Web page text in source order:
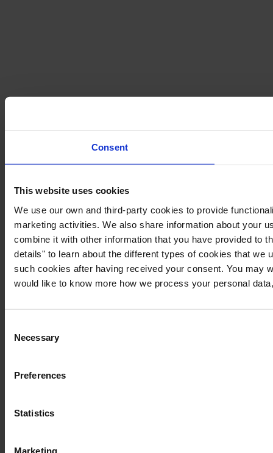
Consent
This website uses cookies
We use our own and third-party cookies to provide
marketing activities. We also share information about your
combine it with other information that you have provided to
details" to learn about the different types of cookies that
such cookies after having received your consent. You may
would like to know more how we process your personal
Selection
Necessary
Preferences
Statistics
Marketing